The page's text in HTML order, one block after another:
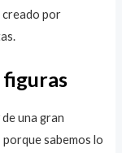
creado por
figuras
una gran
sabemos lo